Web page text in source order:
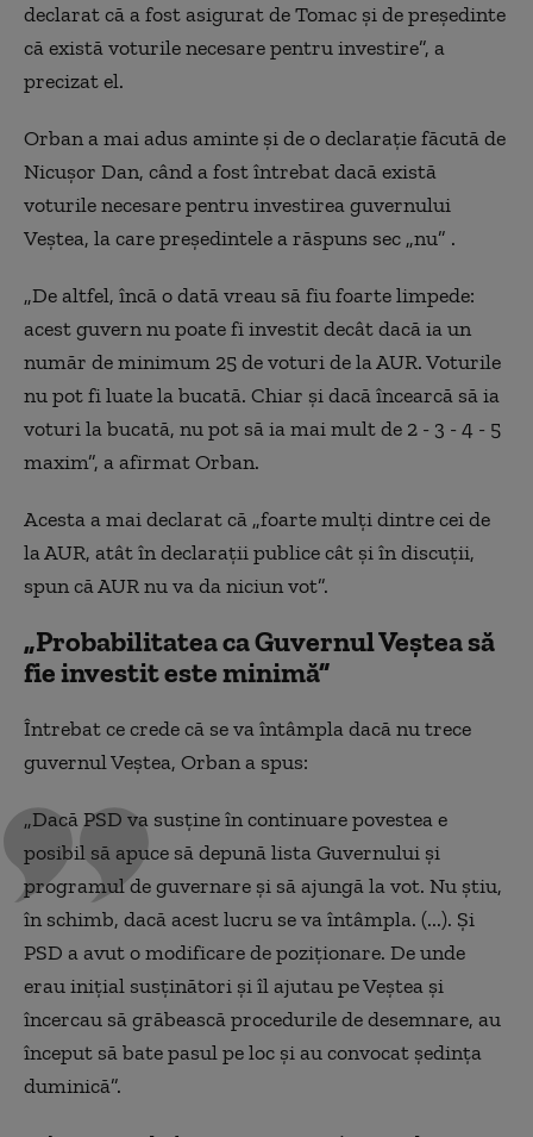
declarat că a fost asigurat de Tomac și de președinte
că există voturile necesare pentru investire”, a
precizat el.
Orban a mai adus aminte și de o declarație făcută de
Nicușor Dan, când a fost întrebat dacă există
voturile necesare pentru investirea guvernului
Veștea, la care președintele a răspuns sec „nu” .
„De altfel, încă o dată vreau să fiu foarte limpede:
acest guvern nu poate fi investit decât dacă ia un
număr de minimum 25 de voturi de la AUR. Voturile
nu pot fi luate la bucată. Chiar și dacă încearcă să ia
voturi la bucată, nu pot să ia mai mult de 2 - 3 - 4 - 5
maxim”, a afirmat Orban.
Acesta a mai declarat că „foarte mulți dintre cei de
la AUR, atât în declarații publice cât și în discuții,
spun că AUR nu va da niciun vot”.
„Probabilitatea ca Guvernul Veștea să
fie investit este minimă”
Întrebat ce crede că se va întâmpla dacă nu trece
guvernul Veștea, Orban a spus:
„Dacă PSD va susține în continuare povestea e
posibil să apuce să depună lista Guvernului și
programul de guvernare și să ajungă la vot. Nu știu,
în schimb, dacă acest lucru se va întâmpla. (...). Și
PSD a avut o modificare de poziționare. De unde
erau inițial susținători și îl ajutau pe Veștea și
încercau să grăbească procedurile de desemnare, au
început să bate pasul pe loc și au convocat ședința
duminică”.